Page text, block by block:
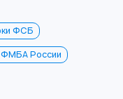
ФСБ
России